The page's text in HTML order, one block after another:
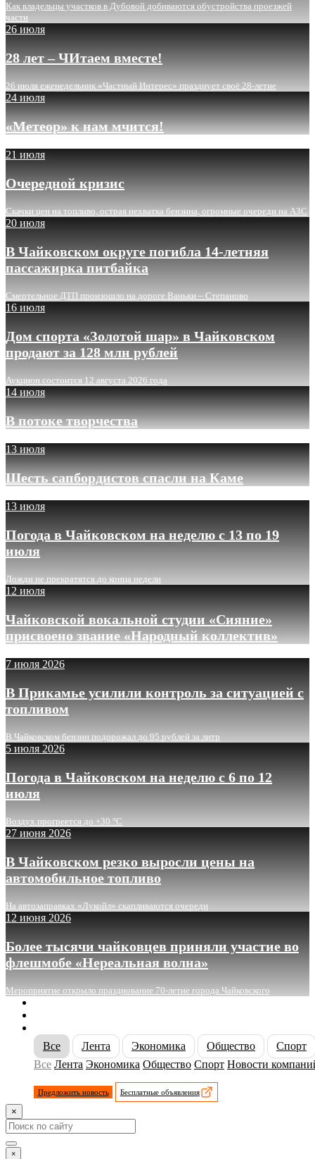
Как владельцы участков в Дубовой добиваются обустройства проезжей
части
26 июля
28 лет – ЧИтаем вместе!
26 июля еженедельник «Частный Интерес» празднует своё 28-летие
24 июля
«Метеор» к нам мчится!
21 июля
Очередной кризис
Скачки цен на топливо, острая нехватка бензина, огромные очереди на АЗС
20 июля
В Чайковском округе погибла 14-летняя
пассажирка питбайка
Смертельное ДТП произошло на дороге Ваньки – Степаново
16 июля
Дом спорта «Золотой шар» в Чайковском
продают за 128 млн рублей
Аукцион состоится 12 августа 2026 года
14 июля
В потоке творчества
13 июля
Шесть сапбордистов спасли на Каме
13 июля
Погода в Чайковском на неделю с 13 по 19
июля
Дожди не прекратятся до конца недели
12 июля
Чайковской вокальной студии «Сияние»
присвоено звание «Народный коллектив»
7 июля 2026
В Прикамье усилили контроль за ситуацией с
топливом
В Чайковском бензин подорожал до 95 рублей за литр
5 июля 2026
Погода в Чайковском на неделю с 6 по 12
июля
Воздух прогреется до +30 °C
27 июня 2026
В Чайковском резко выросли цены на
автомобильное топливо
На автозаправках «Лукойл» скапливаются очереди
12 июня 2026
Более тысячи чайковцев приняли участие во
флешмобе «Нереальная волна»
Мероприятие открыло празднование 70-летие города Чайковского
Все
Лента Экономика Общество
Спорт
Все Лента Экономика Общество Спорт Новости
Предложить новость Бесплатные объявления
×
×